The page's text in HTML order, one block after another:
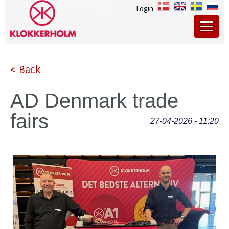
Login
< Back
AD Denmark trade
fairs
27-04-2026 - 11:20